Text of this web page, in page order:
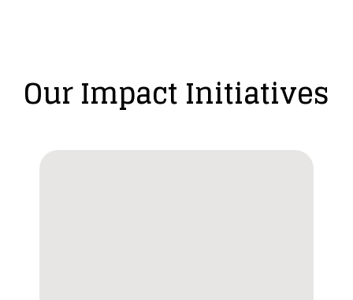
Our Impact Initiatives